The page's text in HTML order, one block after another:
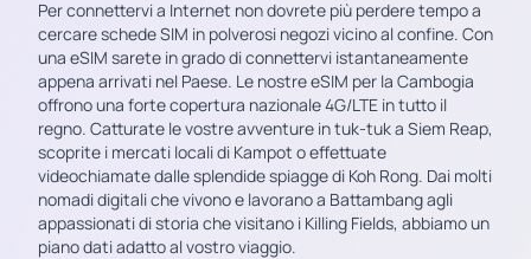
Per connettervi a Internet non dovrete più perdere tempo a
cercare schede SIM in polverosi negozi vicino al confine. Con
una eSIM sarete in grado di connettervi istantaneamente
appena arrivati nel Paese. Le nostre eSIM per la Cambogia
offrono una forte copertura nazionale 4G/LTE in tutto il
regno. Catturate le vostre avventure in tuk-tuk a Siem Reap,
scoprite i mercati locali di Kampot o effettuate
videochiamate dalle splendide spiagge di Koh Rong. Dai molti
nomadi digitali che vivono e lavorano a Battambang agli
appassionati di storia che visitano i Killing Fields, abbiamo un
piano dati adatto al vostro viaggio.